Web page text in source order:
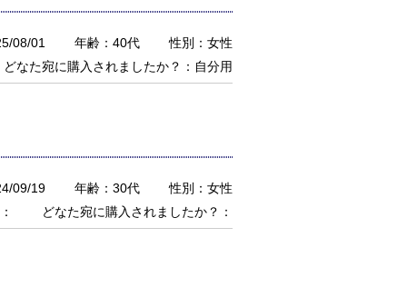
08/01 年齢：40代
性別：女性
どなた宛に購入されましたか？：自分用
09/19 年齢：30代
性別：女性
どなた宛に購入されましたか？：